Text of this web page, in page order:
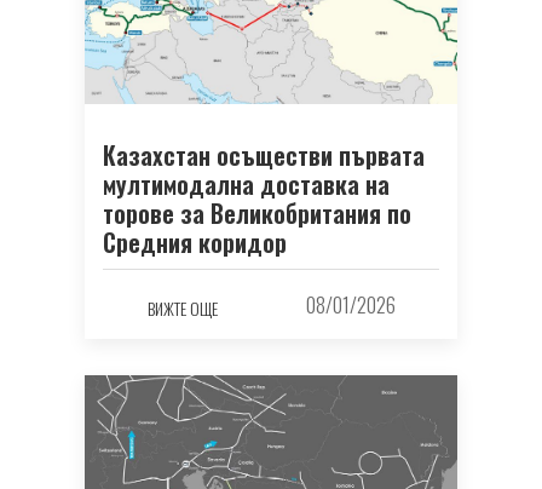
Казахстан осъществи първата
мултимодална доставка на
торове за Великобритания по
Средния коридор
ВИЖТЕ ОЩЕ 08/01/2026